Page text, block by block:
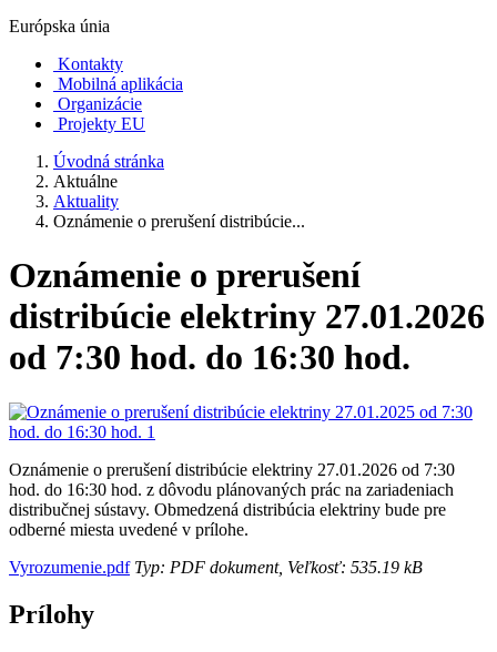
Európska únia
Kontakty
Mobilná aplikácia
Organizácie
Projekty EU
Úvodná stránka
Aktuálne
Aktuality
Oznámenie o prerušení distribúcie...
Oznámenie o prerušení
distribúcie elektriny 27.01.2026
od 7:30 hod. do 16:30 hod.
Oznámenie o prerušení distribúcie elektriny 27.01.2026 od 7:30
hod. do 16:30 hod. z dôvodu plánovaných prác na zariadeniach
distribučnej sústavy. Obmedzená distribúcia elektriny bude pre
odberné miesta uvedené v prílohe.
Vyrozumenie.pdfTyp: PDF dokument, Veľkosť: 535.19 kB
Prílohy